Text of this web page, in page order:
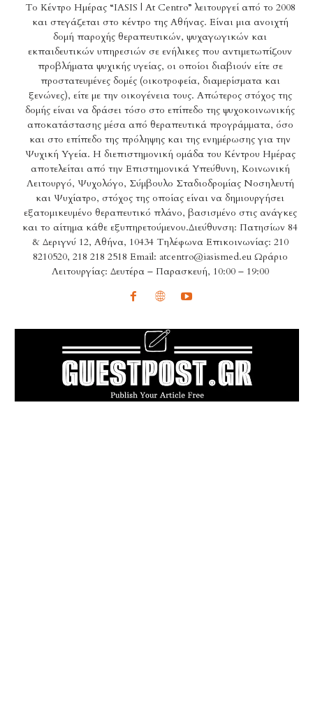
Το Κέντρο Ημέρας “IASIS | At Centro” λειτουργεί από το 2008
και στεγάζεται στο κέντρο της Αθήνας. Είναι μια ανοιχτή
δομή παροχής θεραπευτικών, ψυχαγωγικών και
εκπαιδευτικών υπηρεσιών σε ενήλικες που αντιμετωπίζουν
προβλήματα ψυχικής υγείας, οι οποίοι διαβιούν είτε σε
προστατευμένες δομές (οικοτροφεία, διαμερίσματα και
ξενώνες), είτε με την οικογένεια τους. Απώτερος στόχος της
δομής είναι να δράσει τόσο στο επίπεδο της ψυχοκοινωνικής
αποκατάστασης μέσα από θεραπευτικά προγράμματα, όσο
και στο επίπεδο της πρόληψης και της ενημέρωσης για την
Ψυχική Υγεία. Η διεπιστημονική ομάδα του Κέντρου Ημέρας
αποτελείται από την Επιστημονικά Υπεύθυνη, Κοινωνική
Λειτουργό, Ψυχολόγο, Σύμβουλο Σταδιοδρομίας Νοσηλευτή
και Ψυχίατρο, στόχος της οποίας είναι να δημιουργήσει
εξατομικευμένο θεραπευτικό πλάνο, βασισμένο στις ανάγκες
και το αίτημα κάθε εξυπηρετούμενου.Διεύθυνση: Πατησίων 84
& Δεριγνύ 12, Αθήνα, 10434 Τηλέφωνα Επικοινωνίας: 210
8210520, 218 218 2518 Email: atcentro@iasismed.eu Ωράριο
Λειτουργίας: Δευτέρα – Παρασκευή, 10:00 – 19:00